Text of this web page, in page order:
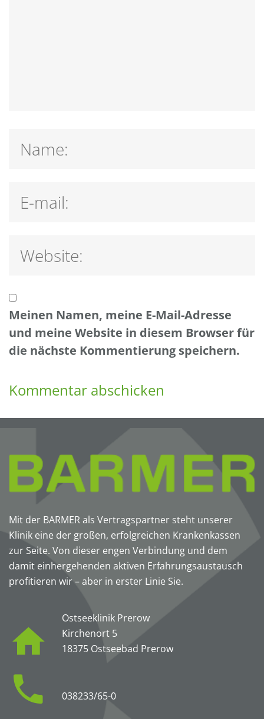
Meinen Namen, meine E-Mail-Adresse
und meine Website in diesem Browser für
die nächste Kommentierung speichern.
Mit der BARMER als Vertragspartner steht unserer
Klinik eine der großen, erfolgreichen Krankenkassen
zur Seite. Von dieser engen Verbindung und dem
damit einhergehenden aktiven Erfahrungsaustausch
profitieren wir – aber in erster Linie Sie.
Ostseeklinik Prerow
Kirchenort 5
18375 Ostseebad Prerow
038233/65-0